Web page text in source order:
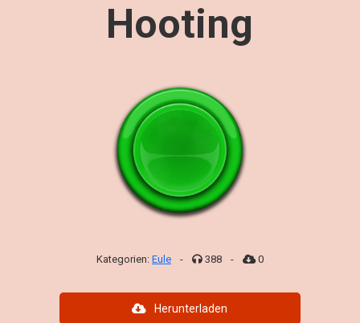
Hooting
Kategorien: Eule - 388 - 0
Herunterladen